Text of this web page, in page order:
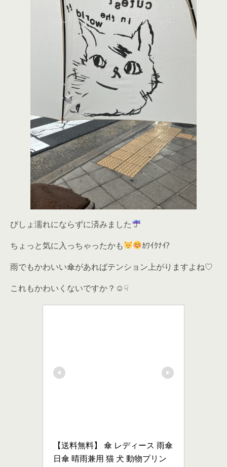
びしょ濡れにならずに済みました
ちょっと気に入っちゃったかも
ｶﾜｲｸﾅｲ?
雨でもかわいい傘があればテンション上がりますよね♡
これもかわいくないですか？☺☟
【送料無料】 傘 レディース 雨傘
日傘 晴雨兼用 猫 犬 動物プリン